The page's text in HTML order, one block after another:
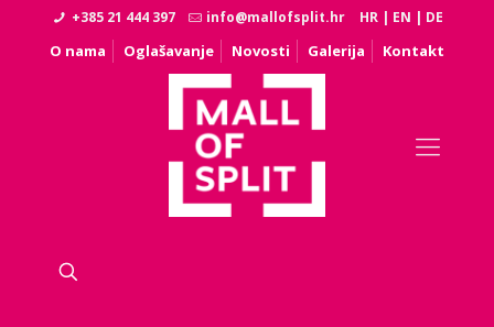
+385 21 444 397 info@mallofsplit.hr HR | EN | DE
O nama Oglašavanje Novosti Galerija Kontakt